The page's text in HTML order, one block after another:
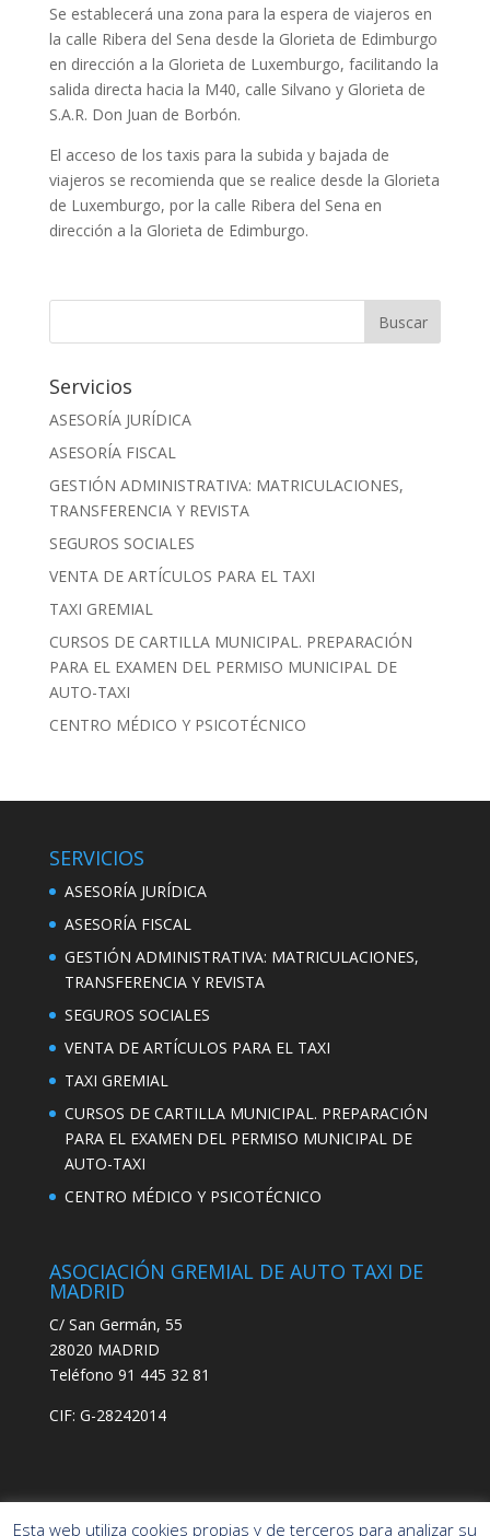
Se establecerá una zona para la espera de viajeros en
la calle Ribera del Sena desde la Glorieta de Edimburgo
en dirección a la Glorieta de Luxemburgo, facilitando la
salida directa hacia la M40, calle Silvano y Glorieta de
S.A.R. Don Juan de Borbón.
El acceso de los taxis para la subida y bajada de
viajeros se recomienda que se realice desde la Glorieta
de Luxemburgo, por la calle Ribera del Sena en
dirección a la Glorieta de Edimburgo.
Servicios
ASESORÍA JURÍDICA
ASESORÍA FISCAL
GESTIÓN ADMINISTRATIVA: MATRICULACIONES,
TRANSFERENCIA Y REVISTA
SEGUROS SOCIALES
VENTA DE ARTÍCULOS PARA EL TAXI
TAXI GREMIAL
CURSOS DE CARTILLA MUNICIPAL. PREPARACIÓN
PARA EL EXAMEN DEL PERMISO MUNICIPAL DE
AUTO-TAXI
CENTRO MÉDICO Y PSICOTÉCNICO
SERVICIOS
ASESORÍA JURÍDICA
ASESORÍA FISCAL
GESTIÓN ADMINISTRATIVA: MATRICULACIONES,
TRANSFERENCIA Y REVISTA
SEGUROS SOCIALES
VENTA DE ARTÍCULOS PARA EL TAXI
TAXI GREMIAL
CURSOS DE CARTILLA MUNICIPAL. PREPARACIÓN
PARA EL EXAMEN DEL PERMISO MUNICIPAL DE
AUTO-TAXI
CENTRO MÉDICO Y PSICOTÉCNICO
ASOCIACIÓN GREMIAL DE AUTO TAXI DE
MADRID
C/ San Germán, 55
28020 MADRID
Teléfono 91 445 32 81
CIF: G-28242014
Esta web utiliza cookies propias y de terceros para analizar su